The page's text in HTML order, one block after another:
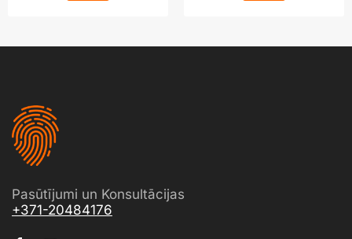
Pasūtījumi un Konsultācijas
+371-20484176